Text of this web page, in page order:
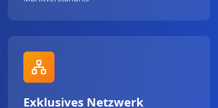
Exklusives Netzwerk